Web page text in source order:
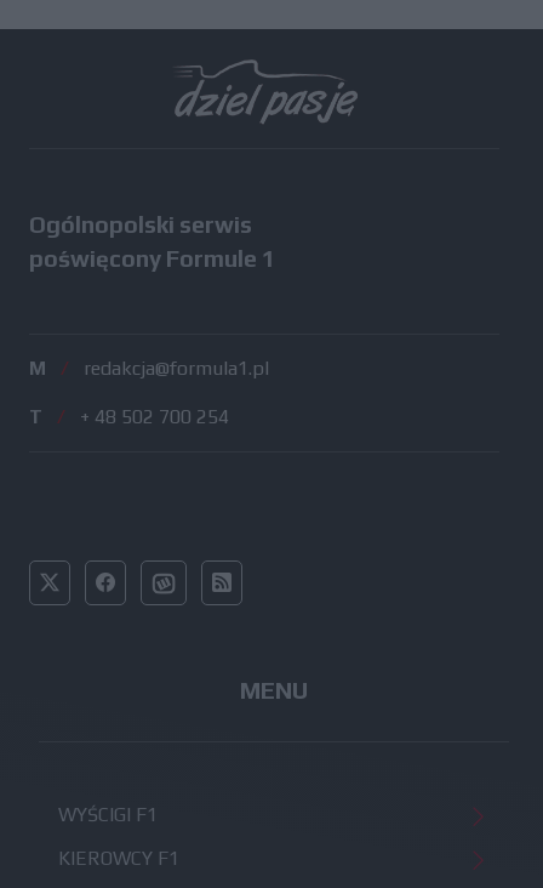
Ogólnopolski serwis
poświęcony Formule 1
M / redakcja@formula1.pl
T / + 48 502 700 254
MENU
WYŚCIGI F1
KIEROWCY F1